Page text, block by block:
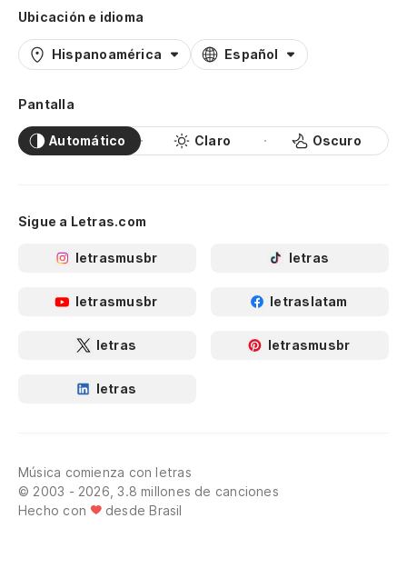
Ubicación e idioma
Hispanoamérica Español
Pantalla
Automático Claro Oscuro
Sigue a Letras.com
letrasmusbr letras
letrasmusbr letraslatam
letras letrasmusbr
letras
Música comienza con letras
© 2003 - 2026, 3.8 millones de canciones
Hecho con
desde Brasil